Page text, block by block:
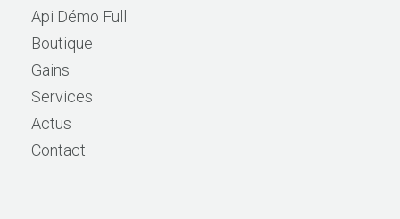
Api Démo Full
Boutique
Gains
Services
Actus
Contact